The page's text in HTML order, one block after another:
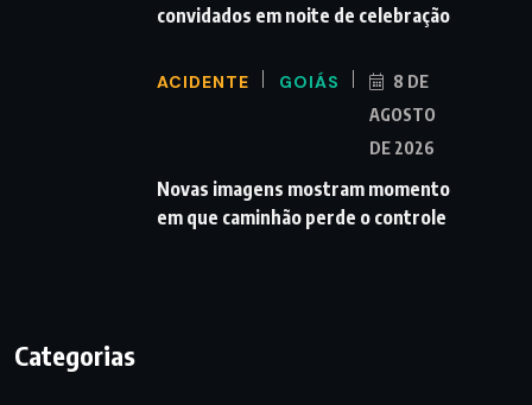
convidados em noite de celebração
ACIDENTE GOIÁS
8 DE
AGOSTO
DE 2026
Novas imagens mostram momento
em que caminhão perde o controle
Categorias